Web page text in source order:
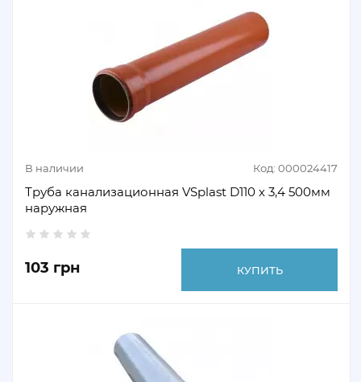
В наличии Код: 000024417
Труба канализационная VSplast D110 х 3,4 500мм
наружная
103 грн КУПИТЬ